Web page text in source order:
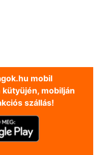
mobil
mobilján
szállás!